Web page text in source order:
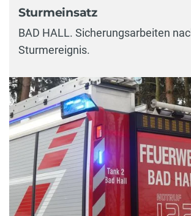
Sturmeinsatz
BAD HALL. Sicherungsarbeiten
Sturmereignis.